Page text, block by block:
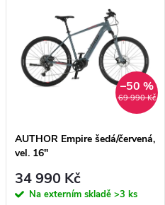
69 990 Kč
–50 %
AUTHOR Empire šedá/červená,
vel. 16"
34 990 Kč
Na externím skladě >3 ks